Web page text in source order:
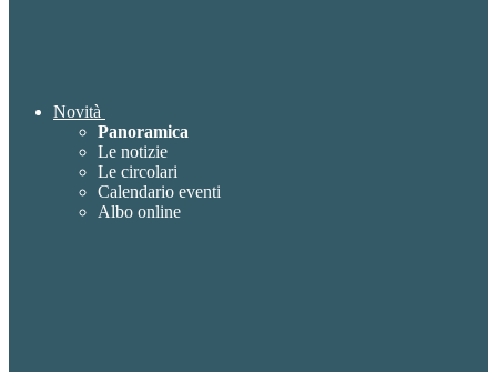
Novità
Panoramica
Le notizie
Le circolari
Calendario eventi
Albo online